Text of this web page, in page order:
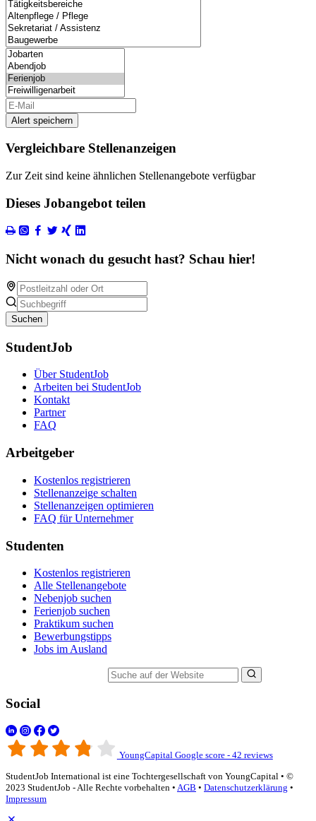
Alert speichern
Vergleichbare Stellenanzeigen
Zur Zeit sind keine ähnlichen Stellenangebote verfügbar
Dieses Jobangebot teilen
Nicht wonach du gesucht hast? Schau hier!
Suchen
StudentJob
Über StudentJob
Arbeiten bei StudentJob
Kontakt
Partner
FAQ
Arbeitgeber
Kostenlos registrieren
Stellenanzeige schalten
Stellenanzeigen optimieren
FAQ für Unternehmer
Studenten
Kostenlos registrieren
Alle Stellenangebote
Nebenjob suchen
Ferienjob suchen
Praktikum suchen
Bewerbungstipps
Jobs im Ausland
Social
YoungCapital Google score - 42 reviews
StudentJob International ist eine Tochtergesellschaft von YoungCapital • ©
2023 StudentJob - Alle Rechte vorbehalten • AGB • Datenschutzerklärung •
Impressum